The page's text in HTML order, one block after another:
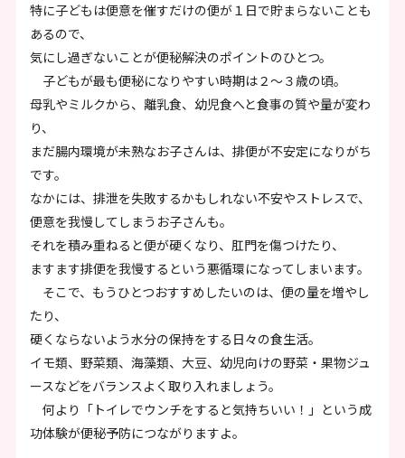
特に子どもは便意を催すだけの便が１日で貯まらないことも
あるので、
気にし過ぎないことが便秘解決のポイントのひとつ。
子どもが最も便秘になりやすい時期は２～３歳の頃。
母乳やミルクから、離乳食、幼児食へと食事の質や量が変わ
り、
まだ腸内環境が未熟なお子さんは、排便が不安定になりがち
です。
なかには、排泄を失敗するかもしれない不安やストレスで、
便意を我慢してしまうお子さんも。
それを積み重ねると便が硬くなり、肛門を傷つけたり、
ますます排便を我慢するという悪循環になってしまいます。
そこで、もうひとつおすすめしたいのは、便の量を増やし
たり、
硬くならないよう水分の保持をする日々の食生活。
イモ類、野菜類、海藻類、大豆、幼児向けの野菜・果物ジュ
ースなどをバランスよく取り入れましょう。
何より「トイレでウンチをすると気持ちいい！」という成
功体験が便秘予防につながりますよ。